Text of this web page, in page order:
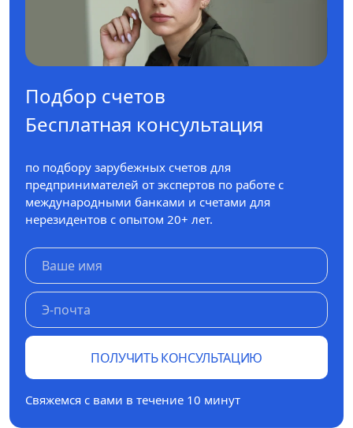
Подбор счетов
Бесплатная консультация
по подбору зарубежных счетов для
предпринимателей от экспертов по работе с
международными банками и счетами для
нерезидентов с опытом 20+ лет.
ПОЛУЧИТЬ КОНСУЛЬТАЦИЮ
Свяжемся с вами в течение 10 минут